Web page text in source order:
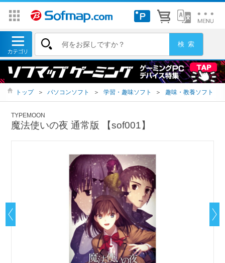
トップ ＞ パソコンソフト ＞ 学習・趣味ソフト ＞ 趣味・教養ソフト
TYPEMOON
魔法使いの夜 通常版 【sof001】